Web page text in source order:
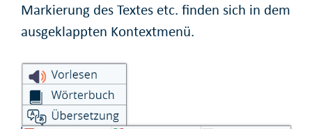
Markierung des Textes etc. finden sich in dem
ausgeklappten Kontextmenü.